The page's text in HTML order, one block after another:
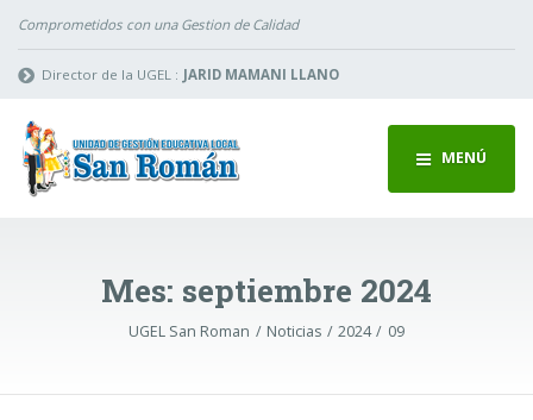
Comprometidos con una Gestion de Calidad
Director de la UGEL : JARID MAMANI LLANO
MENÚ
Mes: septiembre 2024
UGEL San Roman Noticias 2024 09